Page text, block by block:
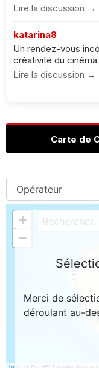
Lire la discussion →
katarina8
Un rendez-vous
créativité du cinéma
Lire la discussion →
Carte de